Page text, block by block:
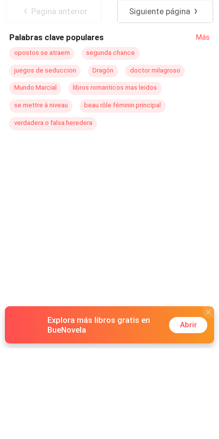
a un secreto compartido del que anhelan escapar. ¿Qué
corazón?
Trillizos Traición Amor Prohibido
Pagina anterior Siguiente página
Palabras clave populares Más
opostos se atraem segunda chance
juegos de seduccion Dragón doctor milagroso
Mundo Marcial libros romanticos mas leidos
se mettre à niveau beau rôle féminin principal
verdadera o falsa heredera
Explora más libros gratis en
BueNovela
Abrir